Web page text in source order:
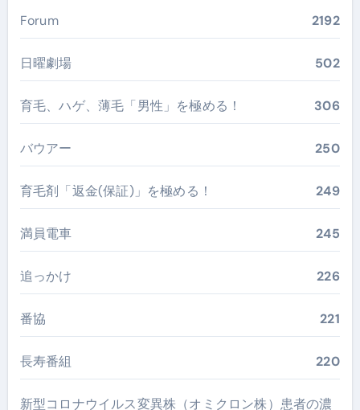
Forum 2192
日曜劇場 502
育毛、ハゲ、薄毛「男性」を極める！ 306
バウアー 250
育毛剤「返金(保証)」を極める！ 249
満員電車 245
追っかけ 226
番協 221
長寿番組 220
新型コロナウイルス変異株（オミクロン株）患者の濃